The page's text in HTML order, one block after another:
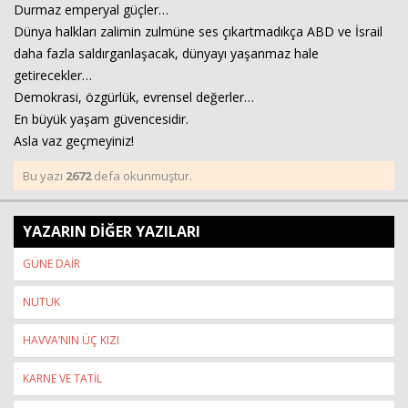
Durmaz emperyal güçler…
Dünya halkları zalimin zulmüne ses çıkartmadıkça ABD ve İsrail
daha fazla saldırganlaşacak, dünyayı yaşanmaz hale
getirecekler…
Demokrasi, özgürlük, evrensel değerler…
En büyük yaşam güvencesidir.
Asla vaz geçmeyiniz!
Bu yazı 2672defa okunmuştur.
YAZARIN DİĞER YAZILARI
GÜNE DAİR
NUTUK
HAVVA’NIN ÜÇ KIZI
KARNE VE TATİL